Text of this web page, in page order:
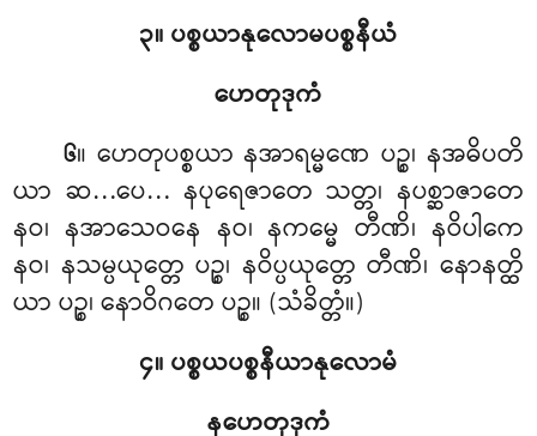
၃။ ပစ္စယာနုလောမပစ္စနီယံ
ဟေတုဒုကံ
၆။ ဟေတုပစ္စယာ နအာရမ္မဏေ ပဉ္စ၊ နအဓိပတိ
ယာ ဆ…ပေ… နပုရေဇာတေ သတ္တ၊ နပစ္ဆာဇာတေ
နဝ၊ နအာသေဝနေ နဝ၊ နကမ္မေ တီဏိ၊ နဝိပါကေ
နဝ၊ နသမ္ပယုတ္တေ ပဉ္စ၊ နဝိပ္ပယုတ္တေ တီဏိ၊ နောနတ္ထိ
ယာ ပဉ္စ၊ နောဝိဂတေ ပဉ္စ။ (သံခိတ္တံ။)
၄။ ပစ္စယပစ္စနီယာနုလောမံ
နဟေတုဒုကံ